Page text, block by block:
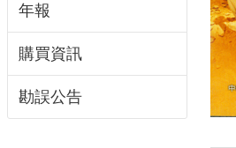
年報
購買資訊
勘誤公告